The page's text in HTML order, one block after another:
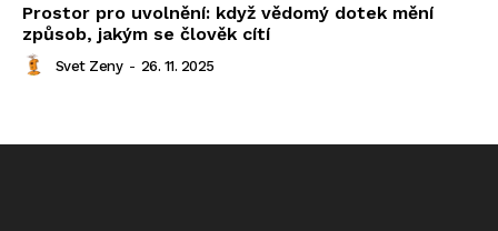
Prostor pro uvolnění: když vědomý dotek mění
způsob, jakým se člověk cítí
Svet Zeny - 26. 11. 2025